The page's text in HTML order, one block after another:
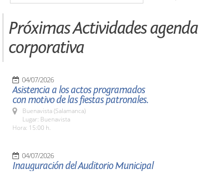
Próximas Actividades agenda
corporativa
04/07/2026
Asistencia a los actos programados
con motivo de las fiestas patronales.
Buenavista (Salamanca)
Lugar: Buenavista
Hora: 15:00 h.
04/07/2026
Inauguración del Auditorio Municipal